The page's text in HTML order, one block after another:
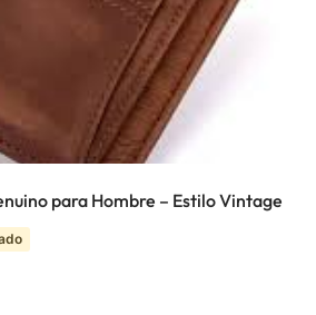
para Hombre – Estilo Vintage